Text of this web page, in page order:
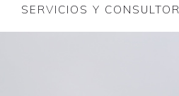
SERVICIOS Y